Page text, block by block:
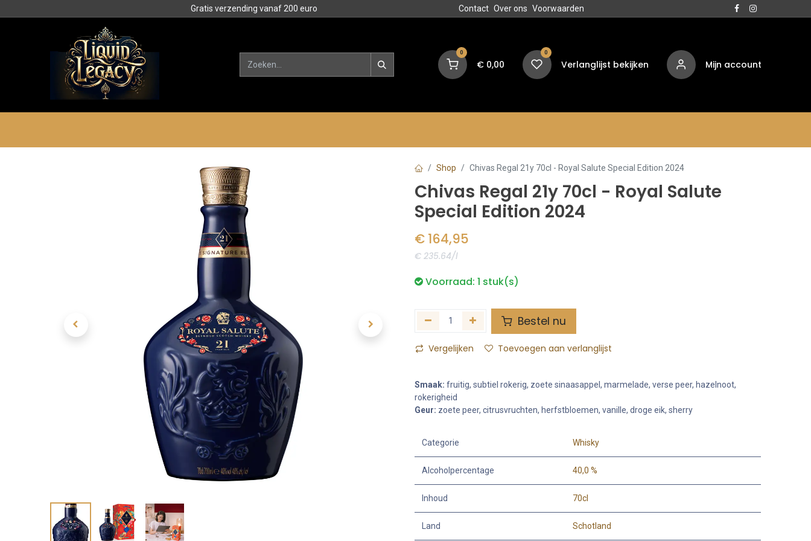
Gratis verzending vanaf 200 euro Contact Over ons Voorwaarden
0
€ 0,00
0
Verlanglijst bekijken Mijn account
Shop Chivas Regal 21y 70cl - Royal Salute Special Edition 2024
Chivas Regal 21y 70cl - Royal Salute
Special Edition 2024
€ 164,95
€ 235.64/l
Voorraad: 1 stuk(s)
Bestel nu
Vergelijken Toevoegen aan verlanglijst
Smaak: fruitig, subtiel rokerig, zoete sinaasappel, marmelade, verse peer, hazelnoot,
rokerigheid
Geur: zoete peer, citrusvruchten, herfstbloemen, vanille, droge eik, sherry
Categorie Whisky
Alcoholpercentage 40,0 %
Inhoud 70cl
Land Schotland